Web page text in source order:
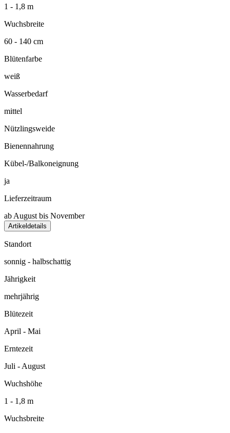
1 - 1,8 m
Wuchsbreite
60 - 140 cm
Blütenfarbe
weiß
Wasserbedarf
mittel
Nützlingsweide
Bienennahrung
Kübel-/Balkoneignung
ja
Lieferzeitraum
ab August bis November
Artikeldetails
Standort
sonnig - halbschattig
Jährigkeit
mehrjährig
Blütezeit
April - Mai
Erntezeit
Juli - August
Wuchshöhe
1 - 1,8 m
Wuchsbreite